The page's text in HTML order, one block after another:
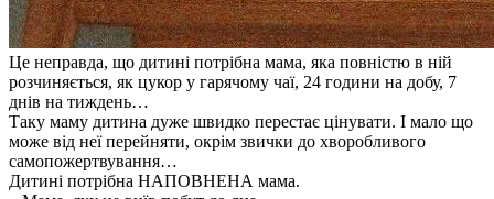
Це неправда, що дитині потрібна мама, яка повністю в ній
розчиняється, як цукор у гарячому чаї, 24 години на добу, 7
днів на тиждень…
Таку маму дитина дуже швидко перестає цінувати. І мало що
може від неї перейняти, окрім звички до хворобливого
самопожертвування…
Дитині потрібна НАПОВНЕНА мама.